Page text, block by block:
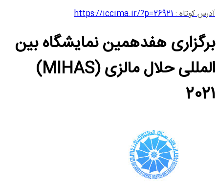
آدرس کوتاه :https://iccima.ir/?p=26921
برگزاری هفدهمین نمایشگاه بین
المللی حلال مالزی (MIHAS)
2021